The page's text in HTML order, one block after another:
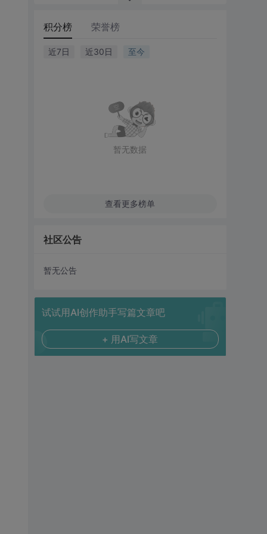
积分榜 荣誉榜
近7日 近30日 至今
暂无数据
查看更多榜单
社区公告
暂无公告
试试用AI创作助手写篇文章吧
+ 用AI写文章